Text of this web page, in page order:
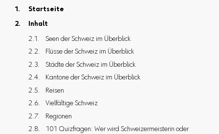
Startseite
Inhalt
Seen der Schweiz im Überblick
Flüsse der Schweiz im Überblick
Städte der Schweiz im Überblick
Kantone der Schweiz im Überblick
Reisen
Vielfältige Schweiz
Regionen
101 Quizfragen: Wer wird Schweizermeisterin oder